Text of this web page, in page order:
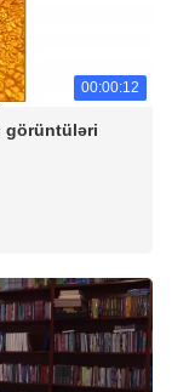
00:00:12
görüntüləri